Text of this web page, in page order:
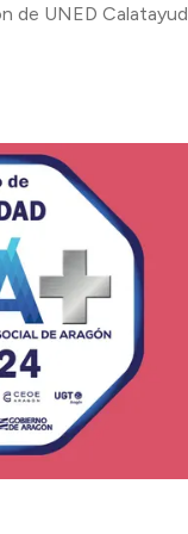
de UNED Calatayud